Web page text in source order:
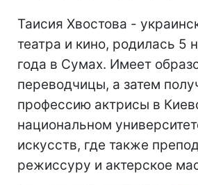
Таисия Хвостова -
театра и кино, родилась 5
года в Сумах. Имеет
переводчицы, а затем
профессию актрисы в
национальном
искусств, где также
режиссуру и актерское